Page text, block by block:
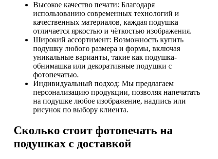
Высокое качество печати: Благодаря
использованию современных технологий и
качественных материалов, каждая подушка
отличается яркостью и чёткостью изображения.
Широкий ассортимент: Возможность купить
подушку любого размера и формы, включая
уникальные варианты, такие как подушка-
обнимашка или декоративные подушки с
фотопечатью.
Индивидуальный подход: Мы предлагаем
персонализацию продукции, позволяя напечатать
на подушке любое изображение, надпись или
рисунок по выбору клиента.
Сколько стоит фотопечать на
подушках с доставкой